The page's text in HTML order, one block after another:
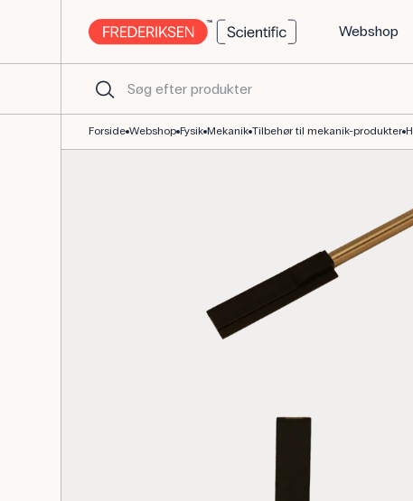
Webshop
Forside Webshop Fysik Mekanik Tilbehør til mekanik-produkter